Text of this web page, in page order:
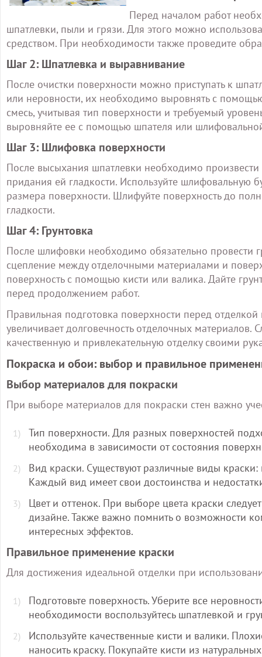
Перед началом работ
шпатлевки, пыли и грязи. Для этого можно
средством. При необходимости также проведите
Шаг 2: Шпатлевка и выравнивание
После очистки поверхности можно приступать к
или неровности, их необходимо выровнять с
смесь, учитывая тип поверхности и требуемый
выровняйте ее с помощью шпателя или
Шаг 3: Шлифовка поверхности
После высыхания шпатлевки необходимо
придания ей гладкости. Используйте шлифовальную
размера поверхности. Шлифуйте поверхность до
гладкости.
Шаг 4: Грунтовка
После шлифовки необходимо обязательно провести
сцепление между отделочными материалами и
поверхность с помощью кисти или валика. Дайте
перед продолжением работ.
Правильная подготовка поверхности перед отделкой
увеличивает долговечность отделочных
качественную и привлекательную отделку своими
Покраска и обои: выбор и правильное
Выбор материалов для покраски
При выборе материалов для покраски стен важно
Тип поверхности. Для разных поверхностей
необходима в зависимости от состояния
Вид краски. Существуют различные виды
Каждый вид имеет свои достоинства и
Цвет и оттенок. При выборе цвета краски
дизайне. Также важно помнить о возможности
интересных эффектов.
Правильное применение краски
Для достижения идеальной отделки при
Подготовьте поверхность. Уберите все
необходимости воспользуйтесь шпатлевкой и
Используйте качественные кисти и валики.
наносить краску. Покупайте кисти из